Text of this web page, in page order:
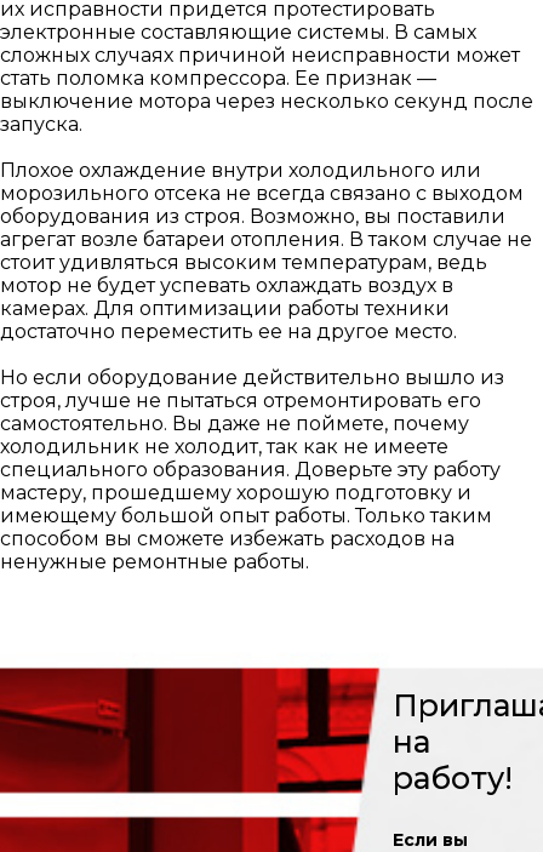
их исправности придется протестировать
электронные составляющие системы. В самых
сложных случаях причиной неисправности может
стать поломка компрессора. Ее признак —
выключение мотора через несколько секунд после
запуска.
Плохое охлаждение внутри холодильного или
морозильного отсека не всегда связано с выходом
оборудования из строя. Возможно, вы поставили
агрегат возле батареи отопления. В таком случае не
стоит удивляться высоким температурам, ведь
мотор не будет успевать охлаждать воздух в
камерах. Для оптимизации работы техники
достаточно переместить ее на другое место.
Но если оборудование действительно вышло из
строя, лучше не пытаться отремонтировать его
самостоятельно. Вы даже не поймете, почему
холодильник не холодит, так как не имеете
специального образования. Доверьте эту работу
мастеру, прошедшему хорошую подготовку и
имеющему большой опыт работы. Только таким
способом вы сможете избежать расходов на
ненужные ремонтные работы.
на
работу!
Если вы